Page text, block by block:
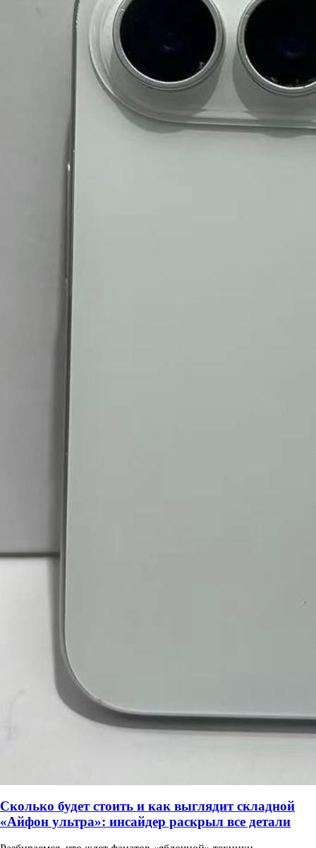
Сколько будет стоить и как выглядит складной
«Айфон ультра»: инсайдер раскрыл все детали